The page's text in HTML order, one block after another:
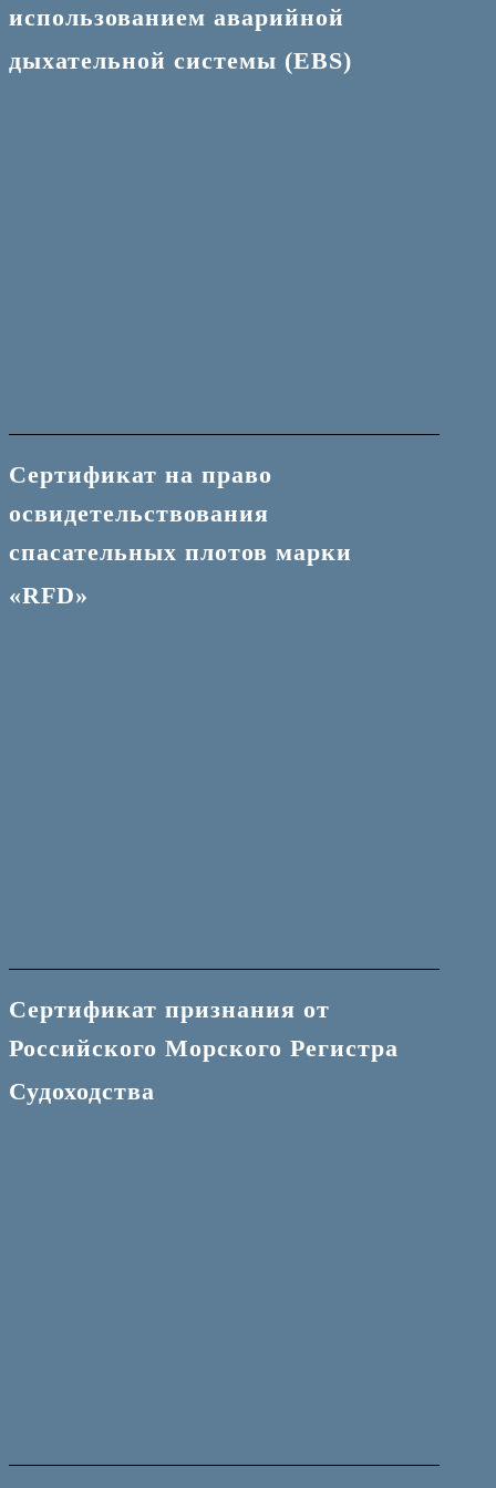
использованием аварийной
дыхательной системы (EBS)
Сертификат на право
освидетельствования
спасательных плотов марки
«RFD»
Сертификат признания от
Российского Морского Регистра
Судоходства